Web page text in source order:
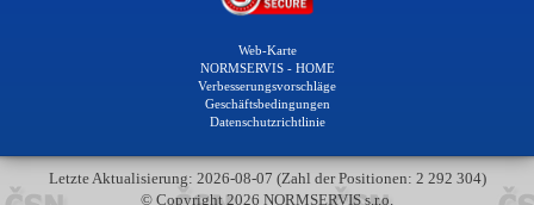
Web-Karte
NORMSERVIS - HOME
Verbesserungsvorschläge
Geschäftsbedingungen
Datenschutzrichtlinie
Letzte Aktualisierung: 2026-08-07 (Zahl der Positionen: 2 292 304)
© Copyright 2026 NORMSERVIS s.r.o.